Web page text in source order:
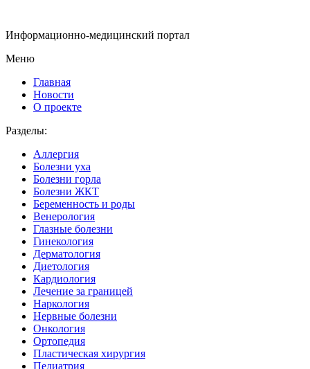
Информационно-медицинский портал
Меню
Главная
Новости
О проекте
Разделы:
Аллергия
Болезни уха
Болезни горла
Болезни ЖКТ
Беременность и роды
Венерология
Глазные болезни
Гинекология
Дерматология
Диетология
Кардиология
Лечение за границей
Наркология
Нервные болезни
Онкология
Ортопедия
Пластическая хирургия
Педиатрия